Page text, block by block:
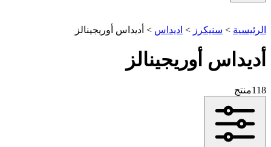
الرئيسية > سنيكرز > اديداس > أديداس أوريجينالز
أديداس أوريجينالز
118منتج